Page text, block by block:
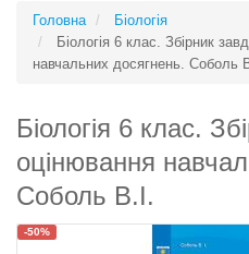
Головна
Біологія
Біологія 6 клас. Збірник
навчальних досягнень. Соболь
Біологія 6 клас.
оцінювання
Соболь В.І.
-50%